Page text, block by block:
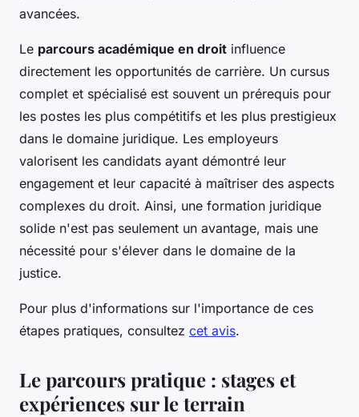
avancées.
Le parcours académique en droit influence
directement les opportunités de carrière. Un cursus
complet et spécialisé est souvent un prérequis pour
les postes les plus compétitifs et les plus prestigieux
dans le domaine juridique. Les employeurs
valorisent les candidats ayant démontré leur
engagement et leur capacité à maîtriser des aspects
complexes du droit. Ainsi, une formation juridique
solide n'est pas seulement un avantage, mais une
nécessité pour s'élever dans le domaine de la
justice.
Pour plus d'informations sur l'importance de ces
étapes pratiques, consultez cet avis.
Le parcours pratique : stages et
expériences sur le terrain